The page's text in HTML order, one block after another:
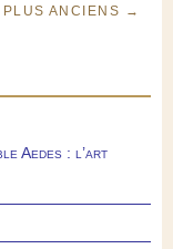
PLUS ANCIENS →
Aedes : l’art